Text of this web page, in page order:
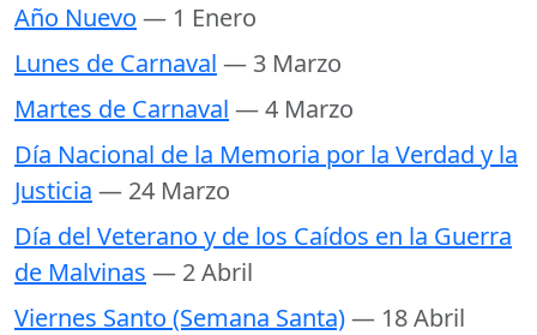
Año Nuevo — 1 Enero
Lunes de Carnaval — 3 Marzo
Martes de Carnaval — 4 Marzo
Día Nacional de la Memoria por la Verdad y la
Justicia — 24 Marzo
Día del Veterano y de los Caídos en la Guerra
de Malvinas — 2 Abril
Viernes Santo (Semana Santa)— 18 Abril